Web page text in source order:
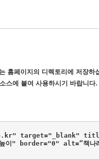
홈페이지의 디렉토리에 저장하
스에 붙여 사용하시기 바랍니다.
target="_blank"
" border="0" alt=“책나래